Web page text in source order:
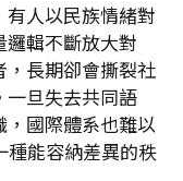
人以民族情緒對
輯不斷放大對
長期卻會撕裂社
一旦失去共同語
國際體系也難以
種能容納差異的秩